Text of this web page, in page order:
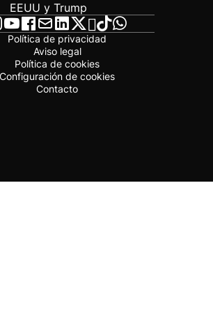
EEUU y Trump
Política de privacidad
Aviso legal
Política de cookies
Configuración de cookies
Contacto